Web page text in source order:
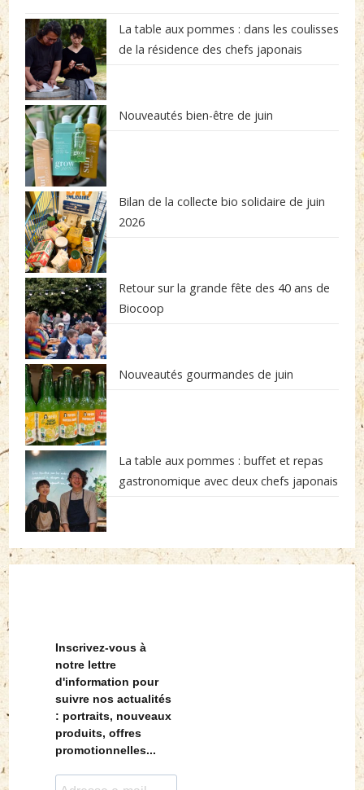
La table aux pommes : dans les coulisses
de la résidence des chefs japonais
Nouveautés bien-être de juin
Bilan de la collecte bio solidaire de juin
2026
Retour sur la grande fête des 40 ans de
Biocoop
Nouveautés gourmandes de juin
La table aux pommes : buffet et repas
gastronomique avec deux chefs japonais
Inscrivez-vous à
notre lettre
d'information pour
suivre nos actualités
: portraits, nouveaux
produits, offres
promotionnelles...